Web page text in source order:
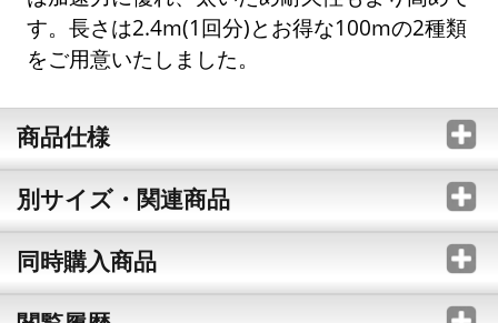
す。長さは2.4m(1回分)とお得な100mの2種類
をご用意いたしました。
商品仕様
別サイズ・関連商品
同時購入商品